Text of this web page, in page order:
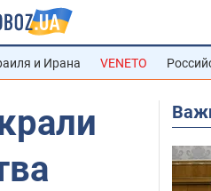
и Ирана VENETO